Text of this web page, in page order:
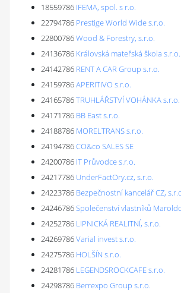
18559786 IFEMA, spol. s r.o.
22794786 Prestige World Wide s.r.o.
22800786Wood & Forestry, s.r.o.
24136786 Královská mateřská škola s.r.o.
24142786 RENT A CAR Group s.r.o.
24159786APERITIVO s.r.o.
24165786TRUHLÁŘSTVÍ VOHÁNKA s.r.o.
24171786 BB East s.r.o.
24188786 MORELTRANS s.r.o.
24194786CO&co SALES SE
24200786 IT Průvodce s.r.o.
24217786 UnderFactOry.cz, s.r.o.
24223786 Bezpečnostní kancelář CZ,
24246786Společenství vlastníků
24252786 LIPNICKÁ REALITNÍ, s.r.o.
24269786Varial invest s.r.o.
24275786 HOLŠÍN s.r.o.
24281786 LEGENDSROCKCAFE s.r.o.
24298786 Berrexpo Group s.r.o.